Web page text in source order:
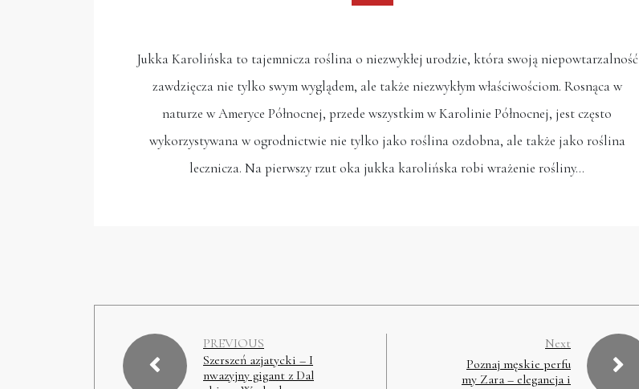
Jukka Karolińska to tajemnicza roślina o niezwykłej urodzie, która swoją niepowtarzalność
zawdzięcza nie tylko swym wyglądem, ale także niezwykłym właściwościom. Rosnąca w
naturze w Ameryce Północnej, przede wszystkim w Karolinie Północnej, jest często
wykorzystywana w ogrodnictwie nie tylko jako roślina ozdobna, ale także jako roślina
lecznicza. Na pierwszy rzut oka jukka karolińska robi wrażenie rośliny…
PREVIOUS
Szerszeń azjatycki – I
nwazyjny gigant z Dal
Next
Poznaj męskie perfu
my Zara – elegancja i